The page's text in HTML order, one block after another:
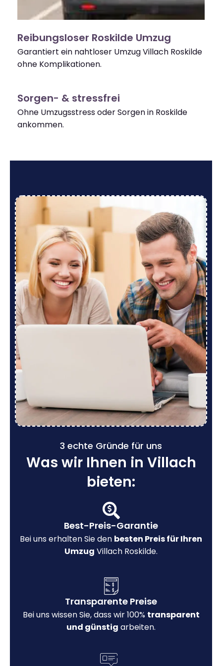
Reibungsloser Roskilde Umzug
Garantiert ein nahtloser Umzug Villach Roskilde
ohne Komplikationen.
Sorgen- & stressfrei
Ohne Umzugsstress oder Sorgen in Roskilde
ankommen.
3 echte Gründe für uns
Was wir Ihnen in Villach
bieten:
Best-Preis-Garantie
Bei uns erhalten Sie den besten Preis für Ihren
Umzug Villach Roskilde.
Transparente Preise
Bei uns wissen Sie, dass wir 100% transparent
und günstig arbeiten.